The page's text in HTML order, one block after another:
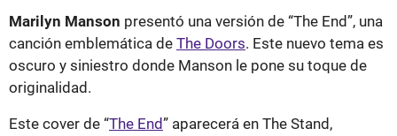
Marilyn Manson presentó una versión de “The End”, una
canción emblemática de The Doors. Este nuevo tema es
oscuro y siniestro donde Manson le pone su toque de
originalidad.
Este cover de “The End” aparecerá en The Stand,